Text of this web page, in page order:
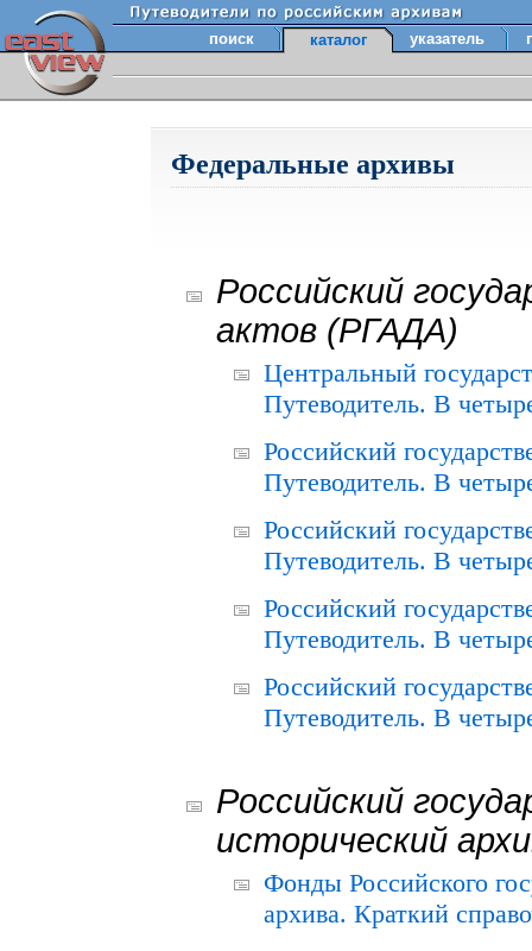
поиск каталог указатель
Федеральные архивы
Российский
актов (РГАДА)
Центральный
Путеводитель. В
Российский
Путеводитель. В
Российский
Путеводитель. В
Российский
Путеводитель. В
Российский
Путеводитель. В
Российский
исторический
Фонды Российского
архива. Краткий